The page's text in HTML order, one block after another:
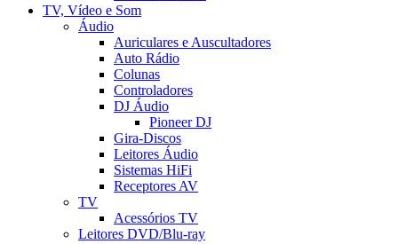
TV, Vídeo e Som
Áudio
Auriculares e Auscultadores
Auto Rádio
Colunas
Controladores
DJ Áudio
Pioneer DJ
Gira-Discos
Leitores Áudio
Sistemas HiFi
Receptores AV
TV
Acessórios TV
Leitores DVD/Blu-ray